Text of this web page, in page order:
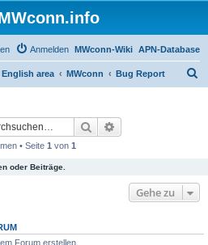
APN-Database
MWconn-Wiki
Anmelden
English area MWconn Bug Report
Suche
• Seite 1 von 1
oder Beiträge.
Gehe zu
Forum erstellen.